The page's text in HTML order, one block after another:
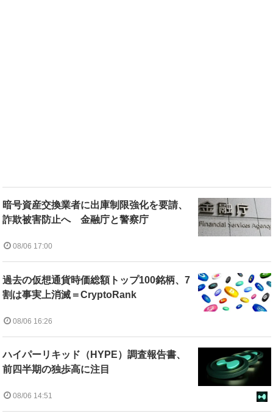
暗号資産交換業者に出庫制限強化を要請、
詐欺被害防止へ 金融庁と警察庁
08/06 17:00
過去の仮想通貨時価総額トップ100銘柄、7
割は事実上消滅＝CryptoRank
08/06 16:26
ハイパーリキッド（HYPE）調査報告書、
前四半期の独歩高に注目
08/06 14:51